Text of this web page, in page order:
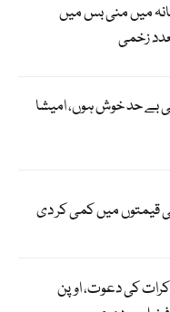
میں منی بس میں
بے حد خوش ہوں، امیشا
قیمتوں میں کمی کر دی
کی دعوت، اوپن